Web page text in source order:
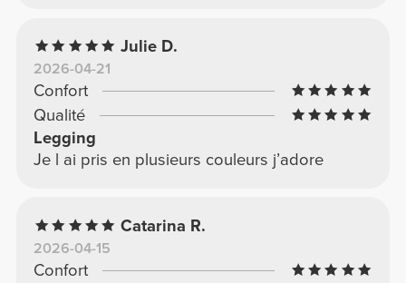
Julie D.
2026-04-21
Confort
Qualité
Legging
Je l ai pris en plusieurs couleurs j’adore
Catarina R.
2026-04-15
Confort